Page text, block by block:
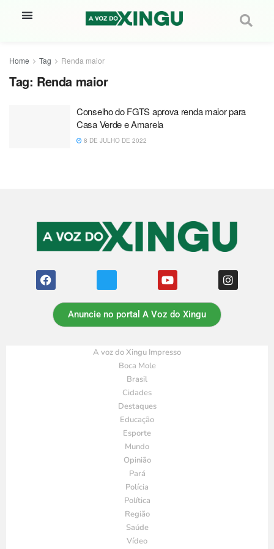
Home Tag Renda maior
Tag: Renda maior
Conselho do FGTS aprova renda maior para
Casa Verde e Amarela
8 DE JULHO DE 2022
Anuncie no portal A Voz do Xingu
A voz do Xingu Impresso
Boca Mole
Brasil
Cidades
Destaques
Educação
Esporte
Mundo
Opinião
Pará
Polícia
Política
Região
Saúde
Vídeo